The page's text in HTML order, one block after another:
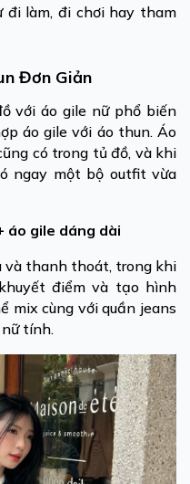
đi làm, đi chơi hay tham
Đơn Giản
với áo gile nữ phổ biến
áo gile với áo thun. Áo
có trong tủ đồ, và khi
ngay một bộ outfit vừa
áo gile dáng dài
và thanh thoát, trong khi
điểm và tạo hình
mix cùng với quần jeans
tính.